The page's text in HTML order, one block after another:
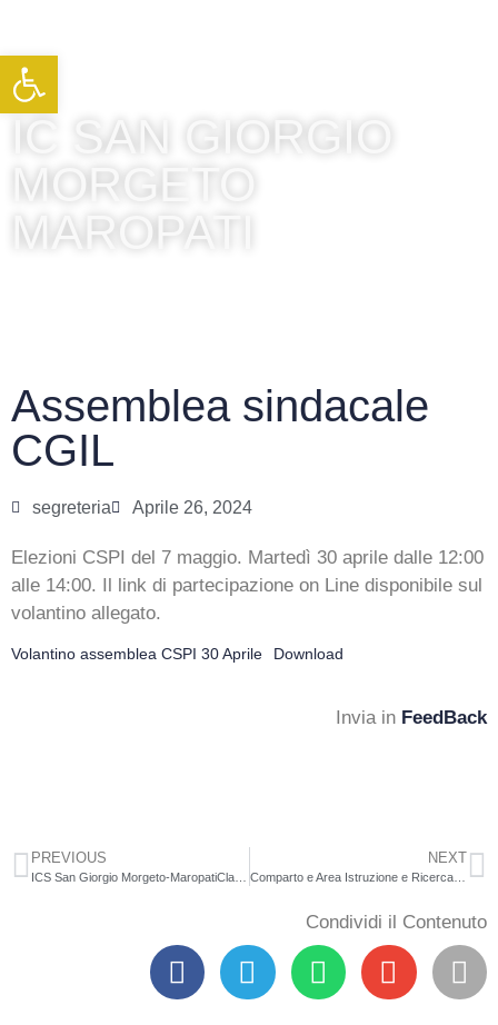
IC SAN GIORGIO
MORGETO
MAROPATI
Assemblea sindacale
CGIL
segreteria Aprile 26, 2024
Elezioni CSPI del 7 maggio. Martedì 30 aprile dalle 12:00
alle 14:00. Il link di partecipazione on Line disponibile sul
volantino allegato.
Volantino assemblea CSPI 30 Aprile Download
Invia in FeedBack
PREVIOUS NEXT
Comparto e Area Istruzione e Ricerca – Sezione Scuola Azioni di sciopero nazionale del 9maggio 2024. Proclamazioni.Adempimenti previsti dall’Accordo sulle norme di garanzia dei servizi pubblici essenziali del 2dicembre 2020 (Gazzetta Ufficiale n. 8 del 12 gennaio 2021) con particolare riferimento agli artt.3 e 10.
Condividi il Contenuto
Apri la barra degli strumenti